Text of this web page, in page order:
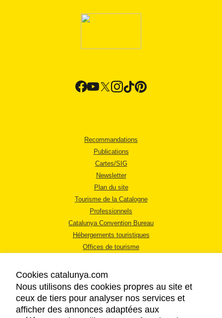
Recommandations
Publications
Cartes/SIG
Newsletter
Plan du site
Tourisme de la Catalogne
Professionnels
Catalunya Convention Bureau
Hébergements touristiques
Offices de tourisme
MENTIONS LÉGALES
Cookies catalunya.com
Nous utilisons des cookies propres au site et
ceux de tiers pour analyser nos services et
afficher des annonces adaptées aux